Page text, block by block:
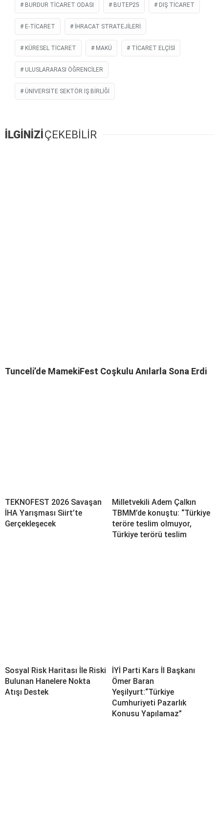
BURDUR TICARET ODASI BUTEP25 DIŞ TİCARET
E-TİCARET IHRACAT STRATEJILERI
KÜRESEL TICARET MAKÜ TICARET ELÇISI
ULUSLARARASI ÖĞRENCILER
ÜNIVERSITE SEKTÖR IŞ BIRLIĞI
İLGİNİZİÇEKEBİLİR
Tunceli’de MamekiFest Coşkulu Anılarla Sona Erdi
TEKNOFEST 2026 Savaşan
İHA Yarışması Siirt’te
Gerçekleşecek
Milletvekili Adem Çalkın
TBMM’de konuştu: “Türkiye
teröre teslim olmuyor,
Türkiye terörü teslim
Sosyal Risk Haritası İle Riski
Bulunan Hanelere Nokta
Atışı Destek
İYİ Parti Kars İl Başkanı
Ömer Baran
Yeşilyurt:“Türkiye
Cumhuriyeti Pazarlık
Konusu Yapılamaz”